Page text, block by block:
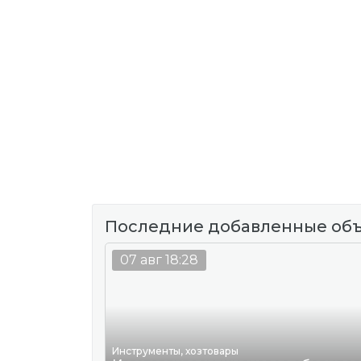
Последние добавленные
Инструменты, хозтовары
07 авг 18:28